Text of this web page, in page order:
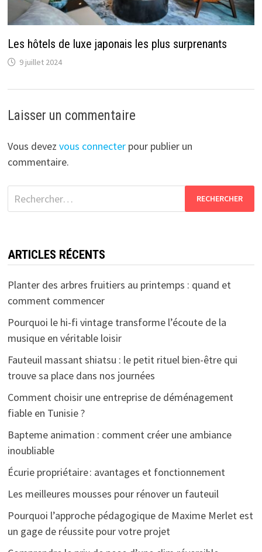
Les hôtels de luxe japonais les plus surprenants
9 juillet 2024
Laisser un commentaire
Vous devez vous connecterpour publier un
commentaire.
Rechercher :
ARTICLES RÉCENTS
Planter des arbres fruitiers au printemps : quand et
comment commencer
Pourquoi le hi-fi vintage transforme l’écoute de la
musique en véritable loisir
Fauteuil massant shiatsu : le petit rituel bien-être qui
trouve sa place dans nos journées
Comment choisir une entreprise de déménagement
fiable en Tunisie ?
Bapteme animation : comment créer une ambiance
inoubliable
Écurie propriétaire : avantages et fonctionnement
Les meilleures mousses pour rénover un fauteuil
Pourquoi l’approche pédagogique de Maxime Merlet est
un gage de réussite pour votre projet